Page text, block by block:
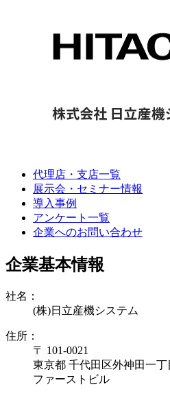
代理店・支店一覧
展示会・セミナー情報
導入事例
アンケート一覧
企業へのお問い合わせ
企業基本情報
社名：
(株)日立産機システム
住所：
〒 101-0021
東京都 千代田区外神田一
ファーストビル